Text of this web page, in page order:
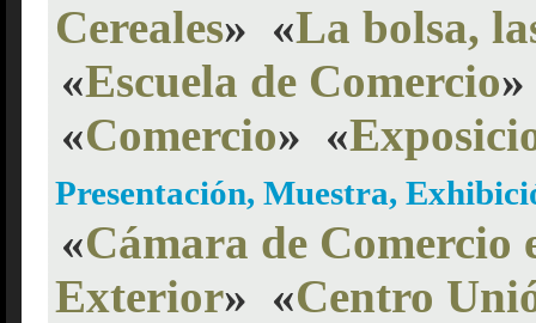
Cereales» «La bolsa,
«Escuela de Comercio»
«Comercio» «
Presentación, Muestra,
«Cámara de Comercio
Exterior» «Centro